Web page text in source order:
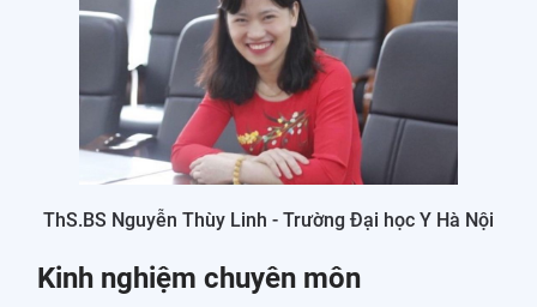
ThS.BS Nguyễn Thùy Linh - Trường Đại học Y Hà Nội
Kinh nghiệm chuyên môn